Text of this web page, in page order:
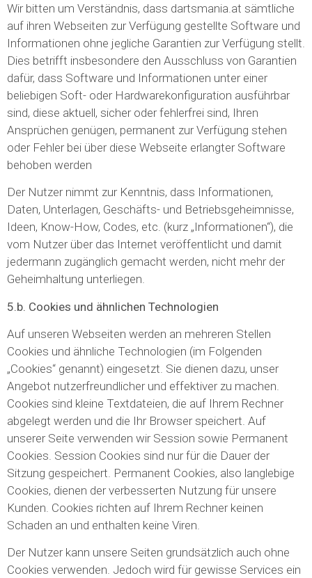
Wir bitten um Verständnis, dass dartsmania.at sämtliche
auf ihren Webseiten zur Verfügung gestellte Software und
Informationen ohne jegliche Garantien zur Verfügung stellt.
Dies betrifft insbesondere den Ausschluss von Garantien
dafür, dass Software und Informationen unter einer
beliebigen Soft- oder Hardwarekonfiguration ausführbar
sind, diese aktuell, sicher oder fehlerfrei sind, Ihren
Ansprüchen genügen, permanent zur Verfügung stehen
oder Fehler bei über diese Webseite erlangter Software
behoben werden
Der Nutzer nimmt zur Kenntnis, dass Informationen,
Daten, Unterlagen, Geschäfts- und Betriebsgeheimnisse,
Ideen, Know-How, Codes, etc. (kurz „Informationen“), die
vom Nutzer über das Internet veröffentlicht und damit
jedermann zugänglich gemacht werden, nicht mehr der
Geheimhaltung unterliegen.
5.b. Cookies und ähnlichen Technologien
Auf unseren Webseiten werden an mehreren Stellen
Cookies und ähnliche Technologien (im Folgenden
„Cookies“ genannt) eingesetzt. Sie dienen dazu, unser
Angebot nutzerfreundlicher und effektiver zu machen.
Cookies sind kleine Textdateien, die auf Ihrem Rechner
abgelegt werden und die Ihr Browser speichert. Auf
unserer Seite verwenden wir Session sowie Permanent
Cookies. Session Cookies sind nur für die Dauer der
Sitzung gespeichert. Permanent Cookies, also langlebige
Cookies, dienen der verbesserten Nutzung für unsere
Kunden. Cookies richten auf Ihrem Rechner keinen
Schaden an und enthalten keine Viren.
Der Nutzer kann unsere Seiten grundsätzlich auch ohne
Cookies verwenden. Jedoch wird für gewisse Services ein